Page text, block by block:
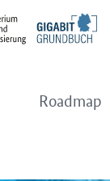
Roadmap